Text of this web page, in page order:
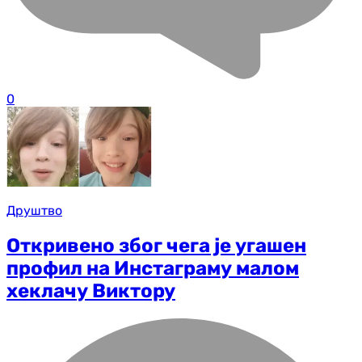
0
Друштво
Откривено због чега је угашен
профил на Инстаграму малом
хеклачу Виктору